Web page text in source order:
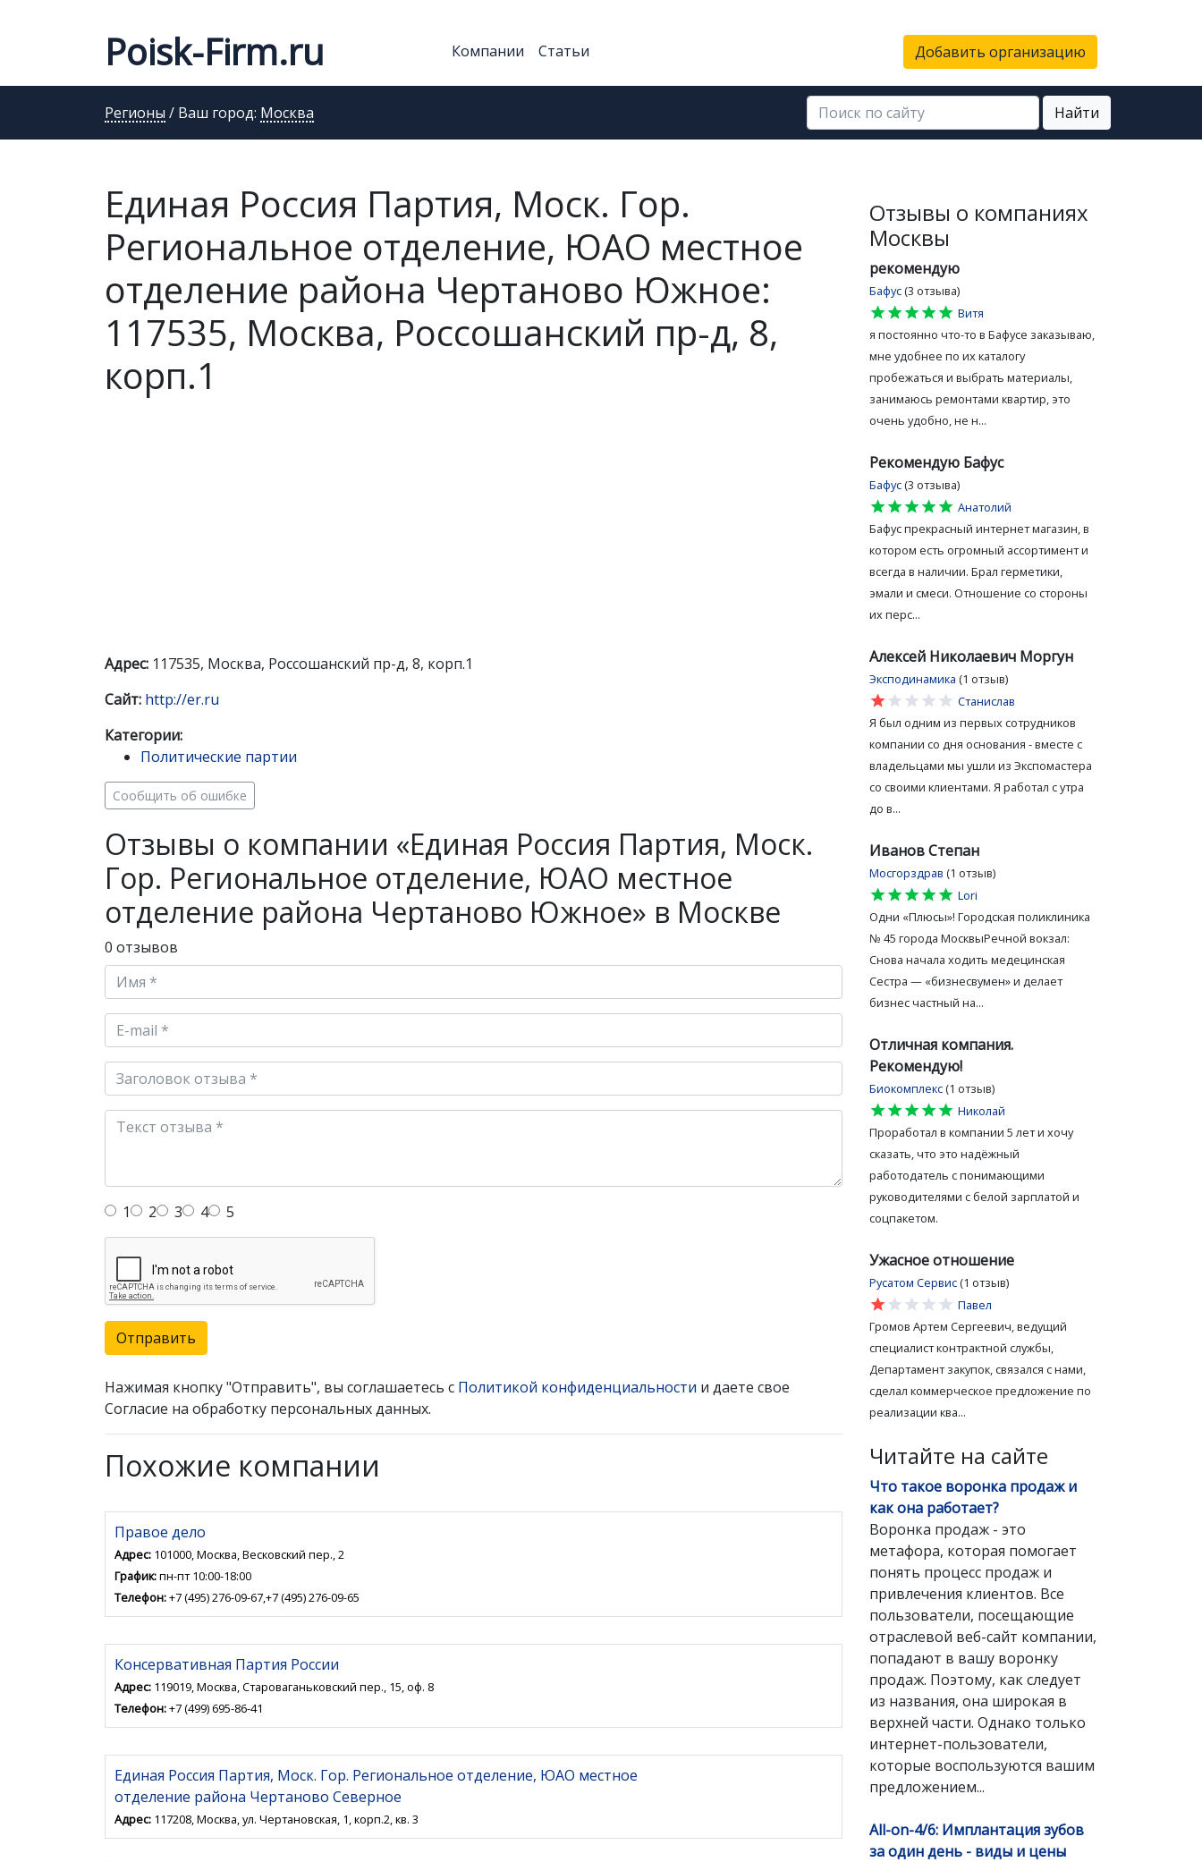
Poisk-Firm.ru Компании Статьи Добавить организацию
Регионы / Ваш город: Москва Найти
Единая Россия Партия, Моск. Гор.
Региональное отделение, ЮАО местное
отделение района Чертаново Южное:
117535, Москва, Россошанский пр-д, 8,
корп.1
Адрес: 117535, Москва, Россошанский пр-д, 8, корп.1
Сайт: http://er.ru
Категории:
Политические партии
Сообщить об ошибке
Отзывы о компании «Единая Россия Партия, Моск.
Гор. Региональное отделение, ЮАО местное
отделение района Чертаново Южное» в Москве
0 отзывов
1 2 3 4 5
Отправить
Нажимая кнопку "Отправить", вы соглашаетесь с Политикой конфиденциальности и даете свое
Согласие на обработку персональных данных.
Похожие компании
Правое дело
Адрес: 101000, Москва, Весковский пер., 2
График:пн-пт 10:00-18:00
Телефон:+7 (495) 276-09-67,+7 (495) 276-09-65
Консервативная Партия России
Адрес: 119019, Москва, Староваганьковский пер., 15, оф. 8
Телефон:+7 (499) 695-86-41
Единая Россия Партия, Моск. Гор. Региональное отделение, ЮАО местное
отделение района Чертаново Северное
Адрес: 117208, Москва, ул. Чертановская, 1, корп.2, кв. 3
Отзывы о компаниях
Москвы
рекомендую
Бафус (3 отзыва)
star
star
star
star
star
Витя
я постоянно что-то в Бафусе заказываю,
мне удобнее по их каталогу
пробежаться и выбрать материалы,
занимаюсь ремонтами квартир, это
очень удобно, не н...
Рекомендую Бафус
Бафус (3 отзыва)
star
star
star
star
star
Анатолий
Бафус прекрасный интернет магазин, в
котором есть огромный ассортимент и
всегда в наличии. Брал герметики,
эмали и смеси. Отношение со стороны
их перс...
Алексей Николаевич Моргун
Эксподинамика (1 отзыв)
star
star
star
star
star
Станислав
Я был одним из первых сотрудников
компании со дня основания - вместе с
владельцами мы ушли из Экспомастера
со своими клиентами. Я работал с утра
до в...
Иванов Степан
Мосгорздрав (1 отзыв)
star
star
star
star
star
Lori
Одни «Плюсы»! Городская поликлиника
№ 45 города МосквыРечной вокзал:
Снова начала ходить медецинская
Сестра — «бизнесвумен» и делает
бизнес частный на...
Отличная компания.
Рекомендую!
Биокомплекс (1 отзыв)
star
star
star
star
star
Николай
Проработал в компании 5 лет и хочу
сказать, что это надёжный
работодатель с понимающими
руководителями с белой зарплатой и
соцпакетом.
Ужасное отношение
Русатом Сервис (1 отзыв)
star
star
star
star
star
Павел
Громов Артем Сергеевич, ведущий
специалист контрактной службы,
Департамент закупок, связался с нами,
сделал коммерческое предложение по
реализации ква...
Читайте на сайте
Что такое воронка продаж и
как она работает?
Воронка продаж - это
метафора, которая помогает
понять процесс продаж и
привлечения клиентов. Все
пользователи, посещающие
отраслевой веб-сайт компании,
попадают в вашу воронку
продаж. Поэтому, как следует
из названия, она широкая в
верхней части. Однако только
интернет-пользователи,
которые воспользуются вашим
предложением...
All-on-4/6: Имплантация зубов
за один день - виды и цены